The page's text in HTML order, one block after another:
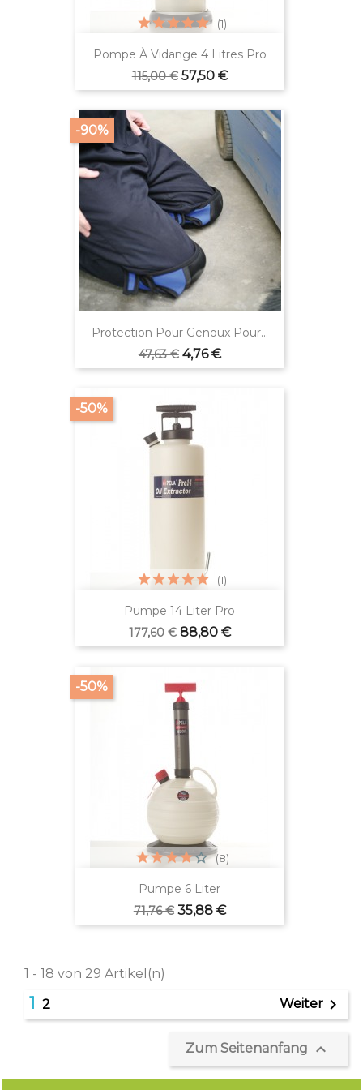
Pompe À Vidange 4 Litres Pro
Verkaufspreis
115,00 € Preis
57,50 €
(1)
Protection Pour Genoux Pour...
Verkaufspreis
47,63 €
-90%
Preis
4,76 €
Pumpe 14 Liter Pro
Verkaufspreis
177,60 €
-50%
Preis
88,80 €
(1)
Pumpe 6 Liter
Verkaufspreis
71,76 €
-50%
Preis
35,88 €
(8)
1 - 18 von 29 Artikel(n)
1 2 Weiter
Zum Seitenanfang 